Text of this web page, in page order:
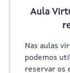
Aula
Nas aulas
podemos
reservar os